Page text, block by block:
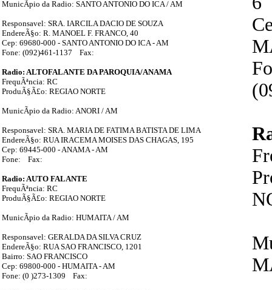
MunicÃ­pio da Radio: SANTO ANTONIO DO ICA / AM
Responsavel: SRA. IARCILA DACIO DE SOUZA
EndereÃ§o: R. MANOEL F. FRANCO, 40
Cep: 69680-000 - SANTO ANTONIO DO ICA - AM
Fone: (092)461-1137 Fax:
Radio: ALTOFALANTE DA PAROQUIA/ANAMA
FrequÃªncia: RC
ProduÃ§Ã£o: REGIAO NORTE
MunicÃ­pio da Radio: ANORI / AM
Responsavel: SRA. MARIA DE FATIMA BATISTA DE LIMA
EndereÃ§o: RUA IRACEMA MOISES DAS CHAGAS, 195
Cep: 69445-000 - ANAMA - AM
Fone: Fax:
Radio: AUTO FALANTE
FrequÃªncia: RC
ProduÃ§Ã£o: REGIAO NORTE
MunicÃ­pio da Radio: HUMAITA / AM
Responsavel: GERALDA DA SILVA CRUZ
EndereÃ§o: RUA SAO FRANCISCO, 1201
Bairro: SAO FRANCISCO
Cep: 69800-000 - HUMAITA - AM
Fone: (0 )273-1309 Fax: